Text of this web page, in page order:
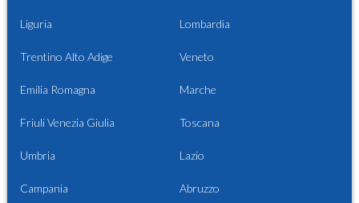
Liguria Lombardia
Trentino Alto Adige Veneto
Emilia Romagna Marche
Friuli Venezia Giulia Toscana
Umbria Lazio
Campania Abruzzo